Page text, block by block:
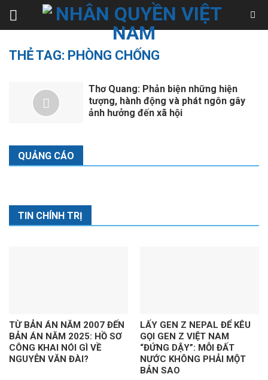
Skip
THẺ TAG: PHÒNG CHỐNG
Thơ Quang: Phản biện những hiện
tượng, hành động và phát ngôn gây
ảnh hưởng đến xã hội
QUẢNG CÁO
TIN CHÍNH TRỊ
TỪ BẢN ÁN NĂM 2007 ĐẾN
BẢN ÁN NĂM 2025: HỒ SƠ
CÔNG KHAI NÓI GÌ VỀ
NGUYỄN VĂN ĐÀI?
LẤY GEN Z NEPAL ĐỂ KÊU
GỌI GEN Z VIỆT NAM
“ĐỨNG DẬY”: MỖI ĐẤT
NƯỚC KHÔNG PHẢI MỘT
BẢN SAO